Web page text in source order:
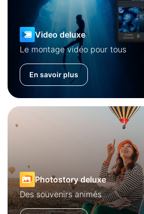
Video deluxe
Le montage vidéo pour tous
En savoir plus
Photostory deluxe
Des souvenirs animés